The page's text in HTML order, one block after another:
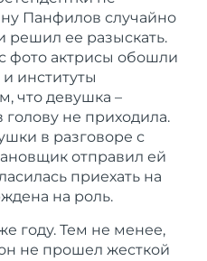
Панфилов случайно
решил ее разыскать.
фото актрисы обошли
институты
что девушка –
не приходила.
в разговоре с
отправил ей
приехать на
на роль.
году. Тем не менее,
не прошел жесткой